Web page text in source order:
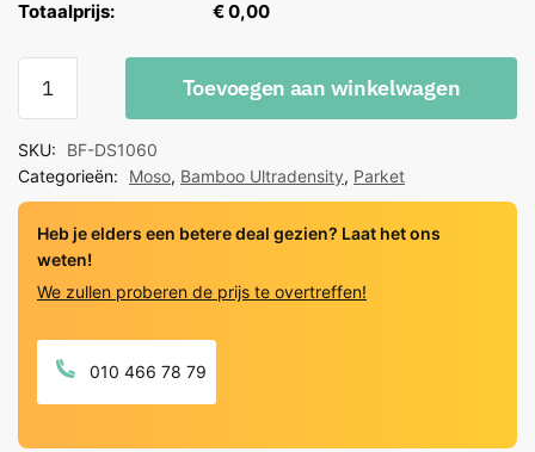
Totaalprijs: € 0,00
Bamboo
Caramel
dikte
32mm
quantity
Toevoegen aan winkelwagen
SKU:
BF-DS1060
Categorieën:
Moso, Bamboo Ultradensity, Parket
Heb je elders een betere deal gezien? Laat het ons
weten!
We zullen proberen de prijs te overtreffen!
010 466 78 79